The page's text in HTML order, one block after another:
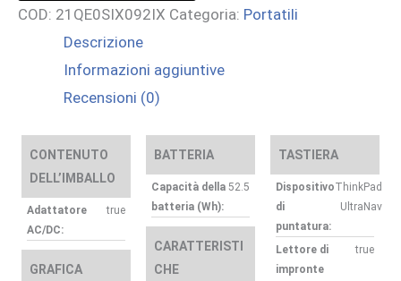
255U
16WUXGA
3YDEP/1YP
quantità
COD: 21QE0SIX092IX Categoria: Portatili
Descrizione
Informazioni aggiuntive
Recensioni (0)
CONTENUTO
DELL’IMBALLO
Adattatore
AC/DC:
true
GRAFICA
BATTERIA
Capacità della
batteria (Wh):
52.5
CARATTERISTI
CHE
TASTIERA
Dispositivo
di
puntatura:
ThinkPad
UltraNav
Lettore di
impronte
true